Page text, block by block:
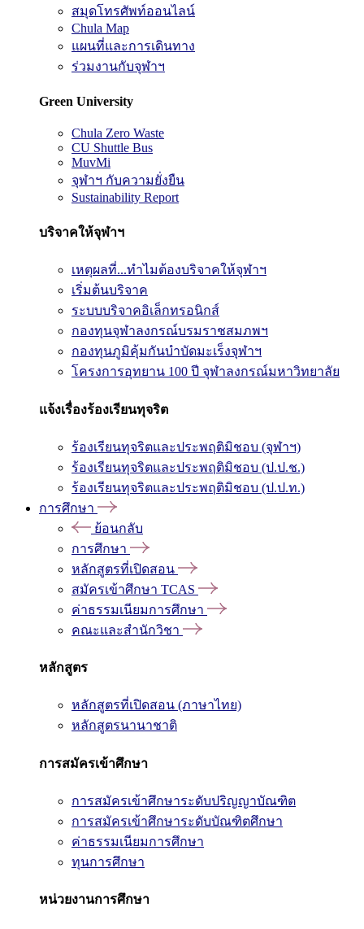
สมุดโทรศัพท์ออนไลน์
Chula Map
แผนที่และการเดินทาง
ร่วมงานกับจุฬาฯ
Green University
Chula Zero Waste
CU Shuttle Bus
MuvMi
จุฬาฯ กับความยั่งยืน
Sustainability Report
บริจาคให้จุฬาฯ
เหตุผลที่...ทำไมต้องบริจาคให้จุฬาฯ
เริ่มต้นบริจาค
ระบบบริจาคอิเล็กทรอนิกส์
กองทุนจุฬาลงกรณ์บรมราชสมภพฯ
กองทุนภูมิคุ้มกันบำบัดมะเร็งจุฬาฯ
โครงการอุทยาน 100 ปี จุฬาลงกรณ์มหาวิทยาลัย
แจ้งเรื่องร้องเรียนทุจริต
ร้องเรียนทุจริตและประพฤติมิชอบ (จุฬาฯ)
ร้องเรียนทุจริตและประพฤติมิชอบ (ป.ป.ช.)
ร้องเรียนทุจริตและประพฤติมิชอบ (ป.ป.ท.)
การศึกษา
ย้อนกลับ
การศึกษา
หลักสูตรที่เปิดสอน
สมัครเข้าศึกษา TCAS
ค่าธรรมเนียมการศึกษา
คณะและสำนักวิชา
หลักสูตร
หลักสูตรที่เปิดสอน (ภาษาไทย)
หลักสูตรนานาชาติ
การสมัครเข้าศึกษา
การสมัครเข้าศึกษาระดับปริญญาบัณฑิต
การสมัครเข้าศึกษาระดับบัณฑิตศึกษา
ค่าธรรมเนียมการศึกษา
ทุนการศึกษา
หน่วยงานการศึกษา